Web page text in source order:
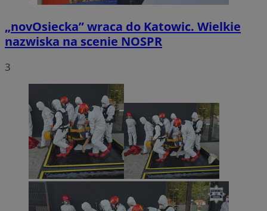
„novOsiecka” wraca do Katowic. Wielkie
nazwiska na scenie NOSPR
3